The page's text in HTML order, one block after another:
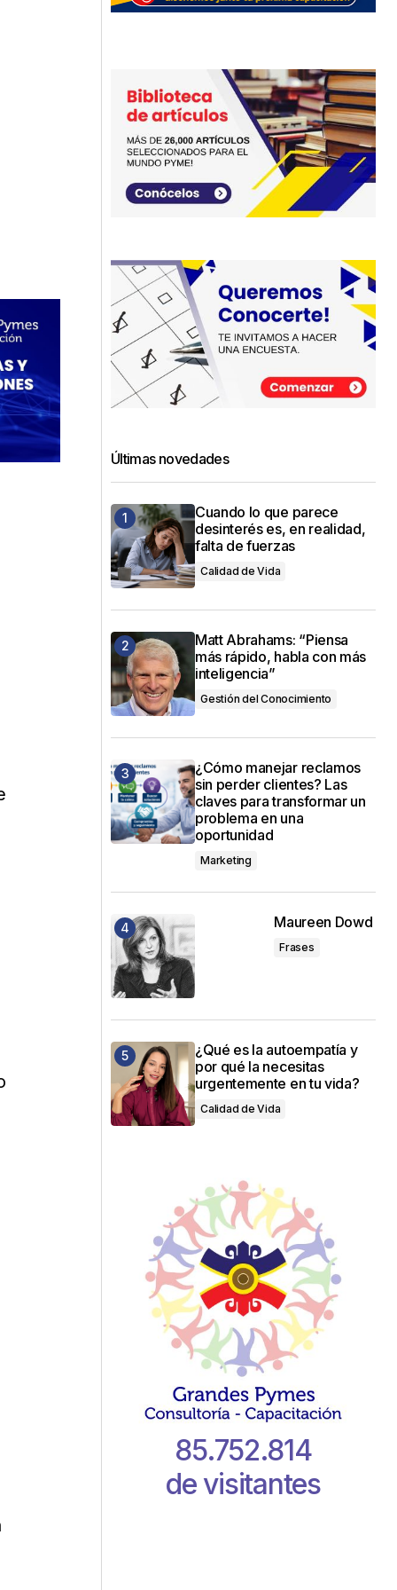
Últimas novedades
Cuando lo que parece
desinterés es, en realidad,
falta de fuerzas
Calidad de Vida
Matt Abrahams: “Piensa
más rápido, habla con más
inteligencia”
Gestión del Conocimiento
¿Cómo manejar reclamos
sin perder clientes? Las
claves para transformar un
problema en una
oportunidad
Marketing
Maureen Dowd
Frases
¿Qué es la autoempatía y
por qué la necesitas
urgentemente en tu vida?
Calidad de Vida
85.752.814
de visitantes